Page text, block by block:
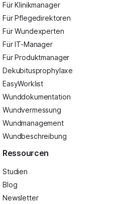
Für Klinikmanager
Für Pflegedirektoren
Für Wundexperten
Für IT-Manager
Für Produktmanager
Dekubitusprophylaxe
EasyWorklist
Wunddokumentation
Wundvermessung
Wundmanagement
Wundbeschreibung
Ressourcen
Studien
Blog
Newsletter